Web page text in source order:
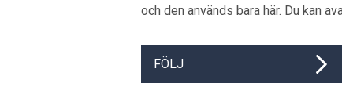
och den används bara här. Du kan
FÖLJ